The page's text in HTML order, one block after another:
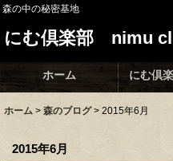
森の中の秘密基地
にむ倶楽部 nimu
ホーム にむ倶
ホーム > 森のブログ > 2015年6月
2015年6月